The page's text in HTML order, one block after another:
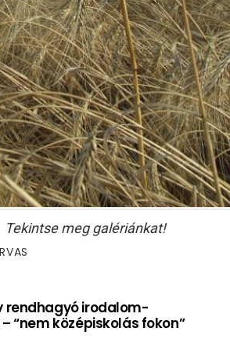
Tekintse meg galériánkat!
rendhagyó irodalom-
“nem középiskolás fokon”